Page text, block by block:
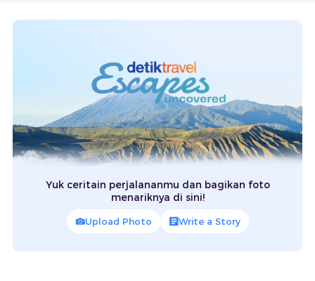
Yuk ceritain perjalananmu dan bagikan foto
menariknya di sini!
Upload Photo Write a Story